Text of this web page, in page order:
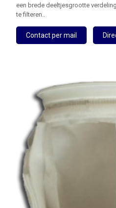
een brede deeltjesgrootte
te filteren..
Contact per mail